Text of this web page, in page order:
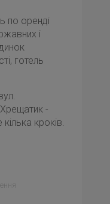
по оренді
і
готель
-
кроків.